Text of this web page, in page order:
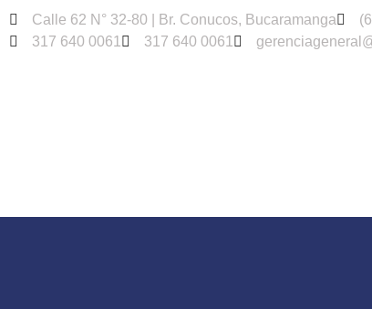
Calle 62 N° 32-80 | Br. Conucos, Bucaramanga
317 640 0061
317 640 0061